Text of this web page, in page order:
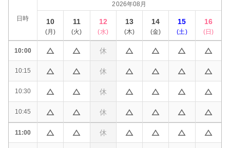
日時
2026年08月
10
(月)
11
(火)
12
(水)
13
(木)
14
(金)
15
(土)
16
(日 )
10:00
10:15
10:30
10:45
11:00
休
休
休
休
休